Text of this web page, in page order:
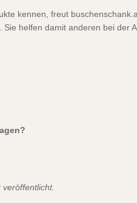
kennen, freut
helfen damit anderen bei der